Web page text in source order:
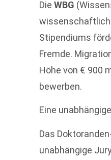
DieWBG
Stipendiums
Fremde.
Höhe von € 900
bewerben.
Eine
Das
unabhängige